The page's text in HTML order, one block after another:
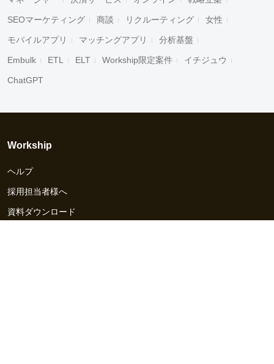
SEOマーケティング 商談 リクルーティング 女性
モバイルアプリ マッチングアプリ 分析基盤
Embulk ETL ELT Workship限定案件 イチジュウ
ChatGPT
Workship
ヘルプ
採用担当者様へ
資料ダウンロード